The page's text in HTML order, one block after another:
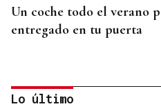
Un coche todo el verano
entregado en tu puerta
Lo último